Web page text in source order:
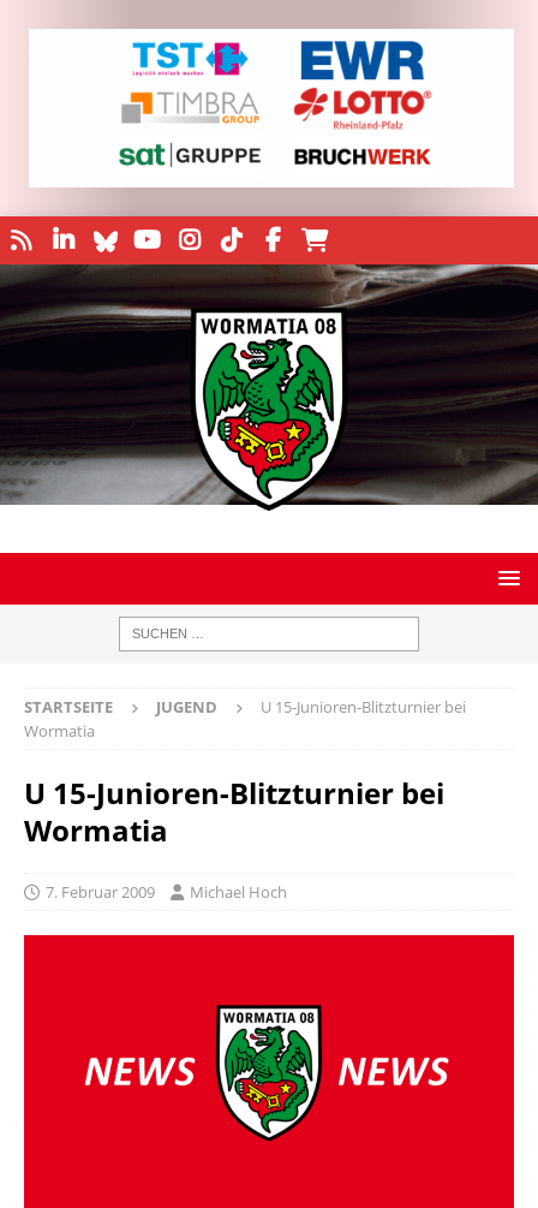
STARTSEITE JUGEND
U 15-Junioren-Blitzturnier bei
Wormatia
U 15-Junioren-Blitzturnier bei
Wormatia
7. Februar 2009 Michael Hoch